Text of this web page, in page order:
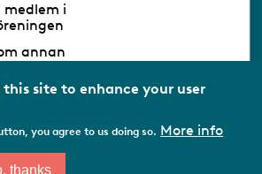
medlem i
annan
this site to enhance your user
you agree to us doing so. More info
thanks